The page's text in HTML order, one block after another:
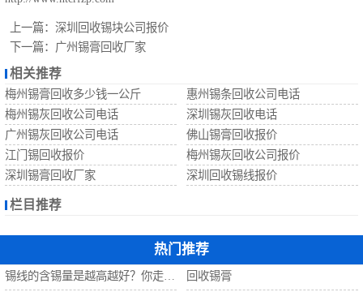
上一篇： 深圳回收锡块公司报价
下一篇： 广州锡膏回收厂家
相关推荐
梅州锡膏回收多少钱一公斤
惠州锡条回收公司电话
梅州锡灰回收公司电话
深圳锡灰回收电话
广州锡灰回收公司电话
佛山锡膏回收报价
江门锡回收报价
梅州锡灰回收公司报价
深圳锡膏回收厂家
深圳回收锡线报价
栏目推荐
热门推荐
回收锡膏
回收锡珠
回收锡